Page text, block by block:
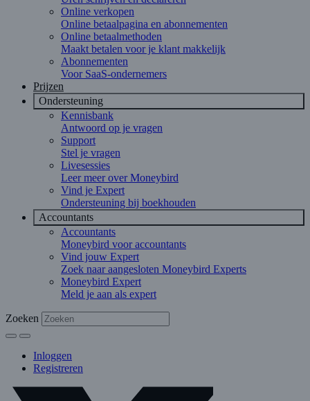
Online verkopen
Online betaalpagina en abonnementen
Online betaalmethoden
Maakt betalen voor je klant makkelijk
Abonnementen
Voor SaaS-ondernemers
Prijzen
Ondersteuning
Kennisbank
Antwoord op je vragen
Support
Stel je vragen
Livesessies
Leer meer over Moneybird
Vind je Expert
Ondersteuning bij boekhouden
Accountants
Accountants
Moneybird voor accountants
Vind jouw Expert
Zoek naar aangesloten Moneybird Experts
Moneybird Expert
Meld je aan als expert
Zoeken
Inloggen
Registreren